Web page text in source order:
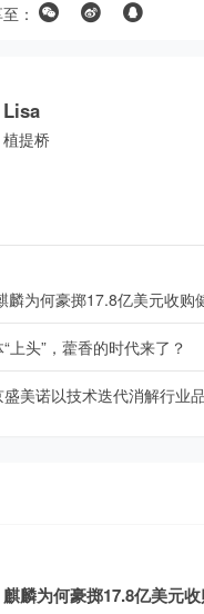
：
Lisa
植提桥
麟为何豪掷17.8亿美元收购
上头”，藿香的时代来了？
美诺以技术迭代消解行业
麟为何豪掷17.8亿美元